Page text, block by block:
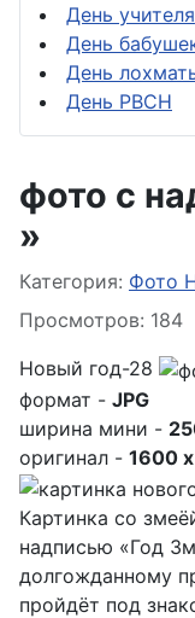
День учителя
День
День
День РВСН
фото с
»
Информация о
Категория: Фото
Просмотров: 184
Новый год-28
формат - JPG
ширина мини -
оригинал - 1600
Картинка со
надписью «Год
долгожданному
пройдёт под